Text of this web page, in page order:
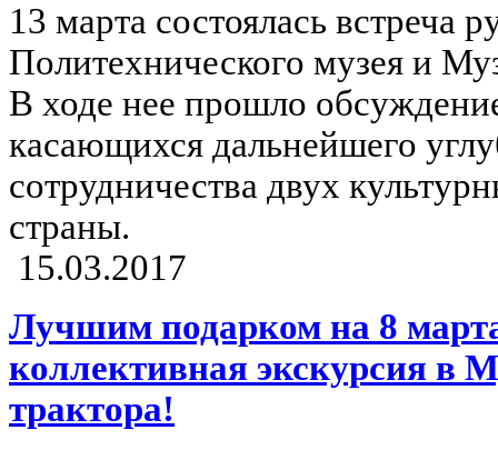
13 марта состоялась встреча
Политехнического музея и
В ходе нее прошло
касающихся дальнейшего
сотрудничества двух
страны.
15.03.2017
Лучшим подарком на 8
коллективная экскурсия в
трактора!